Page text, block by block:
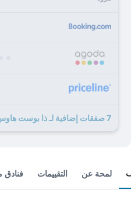
7 صفقات إضافية لـ ذا بوست هاوس
لمحة عن التقييمات فنادق